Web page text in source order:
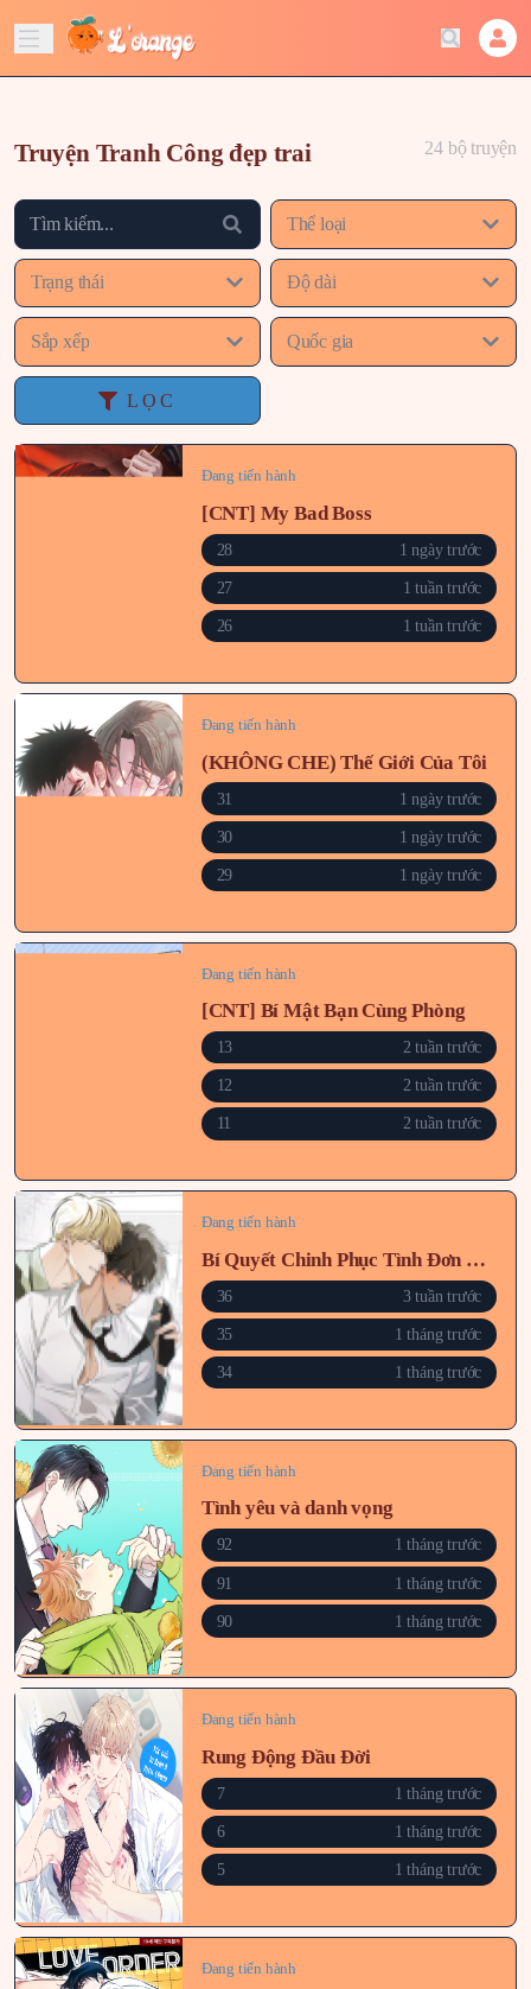
Truyện Tranh Công đẹp trai 24 bộ truyện
Thể loại
Trạng thái Độ dài
Sắp xếp Quốc gia
LỌC
Đang tiến hành
[CNT] My Bad Boss
28 1 ngày trước
27 1 tuần trước
26 1 tuần trước
Đang tiến hành
(KHÔNG CHE) Thế Giới Của Tôi
31 1 ngày trước
30 1 ngày trước
29 1 ngày trước
Đang tiến hành
[CNT] Bí Mật Bạn Cùng Phòng
13 2 tuần trước
12 2 tuần trước
11 2 tuần trước
Đang tiến hành
Bí Quyết Chinh Phục Tình Đơn Phương
36 3 tuần trước
35 1 tháng trước
34 1 tháng trước
Đang tiến hành
Tình yêu và danh vọng
92 1 tháng trước
91 1 tháng trước
90 1 tháng trước
Đang tiến hành
Rung Động Đầu Đời
7 1 tháng trước
6 1 tháng trước
5 1 tháng trước
Đang tiến hành